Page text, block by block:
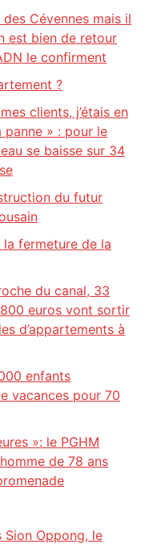
Cévennes mais il
est bien de retour
le confirment
?
clients, j’étais en
» : pour le
se baisse sur 34
du futur
fermeture de la
du canal, 33
euros vont sortir
d’appartements à
enfants
vacances pour 70
»: le PGHM
de 78 ans
Sion Oppong, le